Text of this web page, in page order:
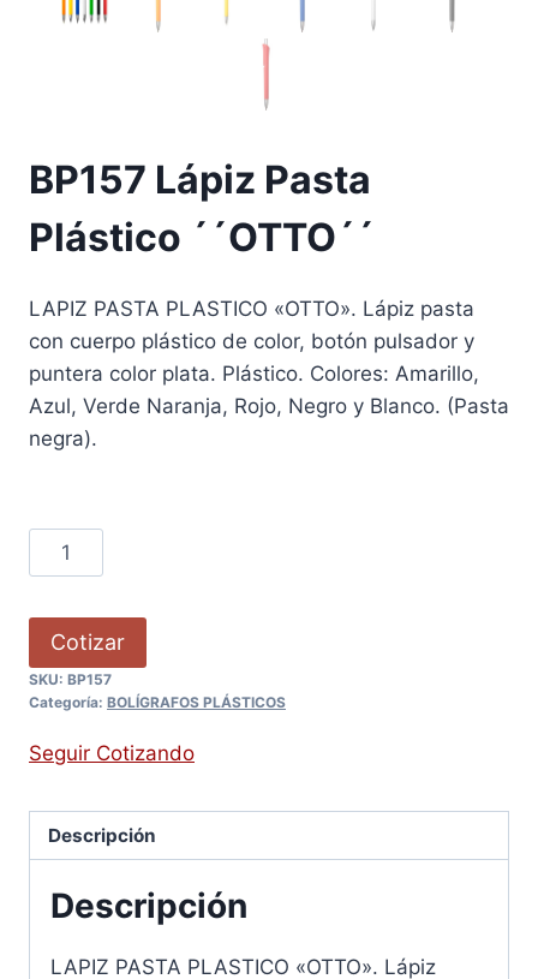
BP157 Lápiz Pasta
Plástico ´´OTTO´´
LAPIZ PASTA PLASTICO «OTTO». Lápiz pasta
con cuerpo plástico de color, botón pulsador y
puntera color plata. Plástico. Colores: Amarillo,
Azul, Verde Naranja, Rojo, Negro y Blanco. (Pasta
negra).
Cotizar
SKU: BP157
Categoría: BOLÍGRAFOS PLÁSTICOS
Seguir Cotizando
Descripción
Descripción
LAPIZ PASTA PLASTICO «OTTO». Lápiz